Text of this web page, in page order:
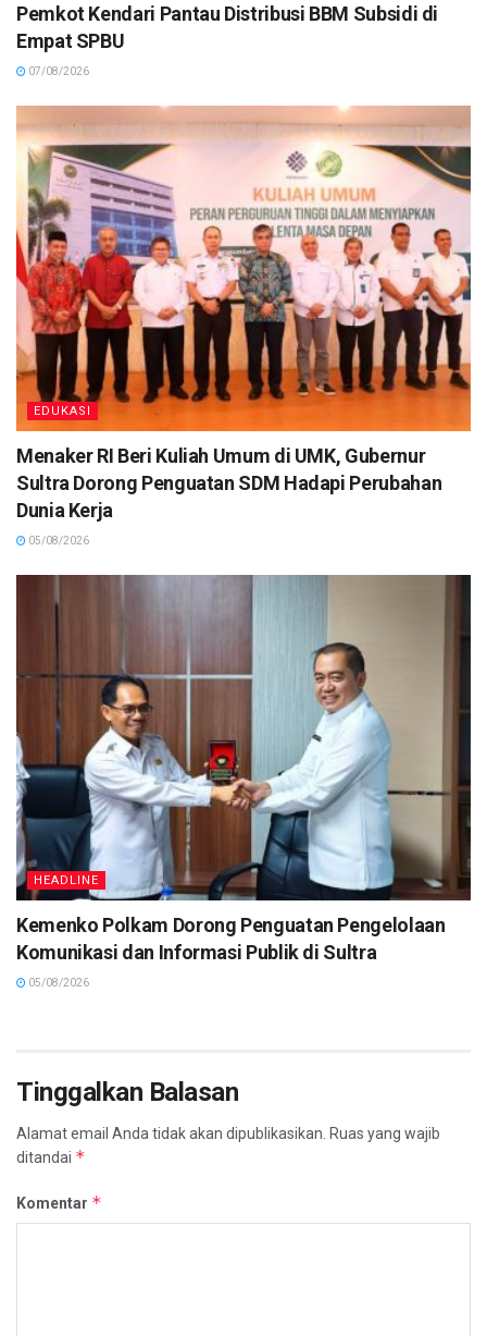
Pemkot Kendari Pantau Distribusi BBM Subsidi di
Empat SPBU
07/08/2026
EDUKASI
Menaker RI Beri Kuliah Umum di UMK, Gubernur
Sultra Dorong Penguatan SDM Hadapi Perubahan
Dunia Kerja
05/08/2026
HEADLINE
Kemenko Polkam Dorong Penguatan Pengelolaan
Komunikasi dan Informasi Publik di Sultra
05/08/2026
Tinggalkan Balasan
Alamat email Anda tidak akan dipublikasikan. Ruas yang wajib
ditandai *
Komentar *